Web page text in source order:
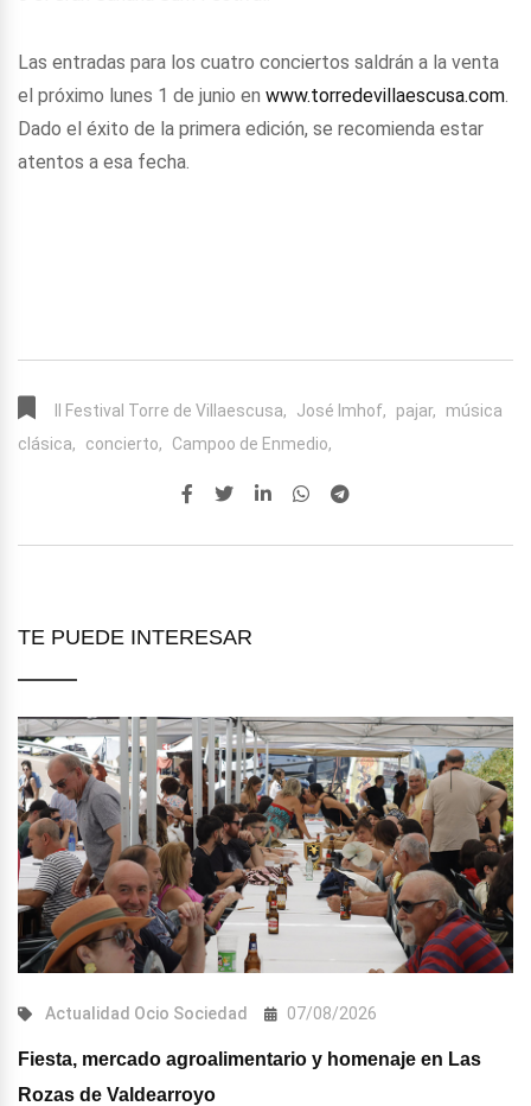
Las entradas para los cuatro conciertos saldrán a la venta
el próximo lunes 1 de junio en www.torredevillaescusa.com.
Dado el éxito de la primera edición, se recomienda estar
atentos a esa fecha.
II Festival Torre de Villaescusa, José Imhof, pajar,
música
clásica,
concierto, Campoo de Enmedio,
TE PUEDE INTERESAR
Actualidad Ocio Sociedad 07/08/2026
Fiesta, mercado agroalimentario y homenaje en Las
Rozas de Valdearroyo